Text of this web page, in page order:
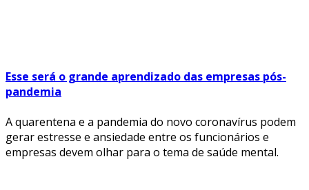
Esse será o grande aprendizado das empresas pós-
pandemia
A quarentena e a pandemia do novo coronavírus podem
gerar estresse e ansiedade entre os funcionários e
empresas devem olhar para o tema de saúde mental.